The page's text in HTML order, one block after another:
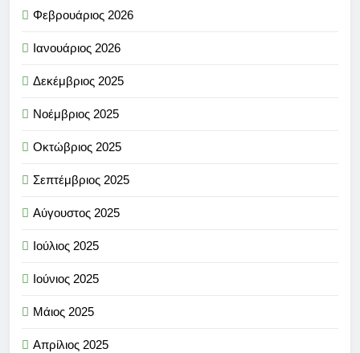
Φεβρουάριος 2026
Ιανουάριος 2026
Δεκέμβριος 2025
Νοέμβριος 2025
Οκτώβριος 2025
Σεπτέμβριος 2025
Αύγουστος 2025
Ιούλιος 2025
Ιούνιος 2025
Μάιος 2025
Απρίλιος 2025